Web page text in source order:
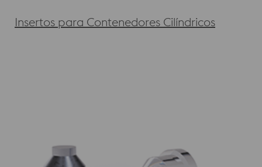
Insertos para Contenedores Cilíndricos